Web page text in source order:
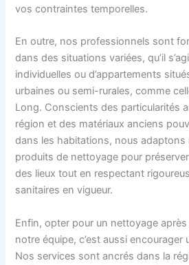
vos contraintes temporelles.
En outre, nos professionnels sont
dans des situations variées, qu’il
individuelles ou d’appartements
urbaines ou semi-rurales, comme
Long. Conscients des particularités
région et des matériaux anciens
dans les habitations, nous
produits de nettoyage pour
des lieux tout en respectant
sanitaires en vigueur.
Enfin, opter pour un nettoyage
notre équipe, c’est aussi encourager
Nos services sont ancrés dans la